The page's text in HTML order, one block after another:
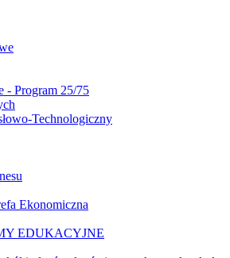
- Program 25/75
Technologiczny
Ekonomiczna
EDUKACYJNE